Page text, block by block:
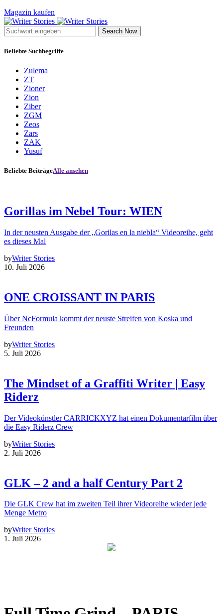
Magazin kaufen
Search Now
Beliebte Suchbegriffe
Zulema
ZT
Zioner
Zion
Ziber
ZGM
Zeos
Zars
ZAK
Yusuf
Beliebte BeiträgeAlle ansehen
Gorillas im Nebel Tour: WIEN
In der neusten Ausgabe der „Gorilas en la niebla“ Videoreihe, geht
es dieses Mal
byWriter Stories
10. Juli 2026
ONE CROISSANT IN PARIS
Über NcFormula kommt der neuste Streifen von Koska und
Freunden
byWriter Stories
5. Juli 2026
The Mindset of a Graffiti Writer | Easy
Riderz
Der Videokünstler CARRICKXYZ hat einen Dokumentarfilm über
die Easy Riderz Crew
byWriter Stories
2. Juli 2026
GLK – 2 and a half Century Part 2
Die GLK Crew hat im zweiten Teil ihrer Videoreihe wieder jede
Menge Metro
byWriter Stories
1. Juli 2026